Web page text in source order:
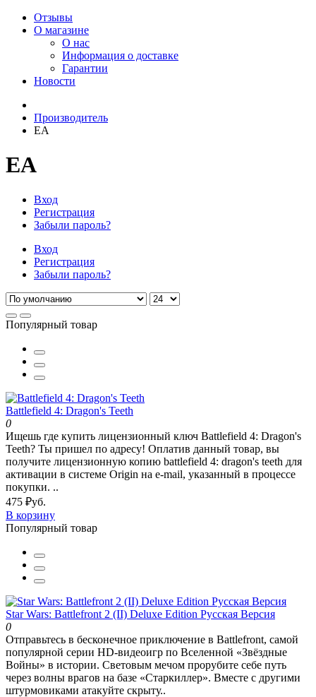
Отзывы
О магазине
О нас
Информация о доставке
Гарантии
Новости
Производитель
EA
EA
Вход
Регистрация
Забыли пароль?
Вход
Регистрация
Забыли пароль?
Популярный товар
Battlefield 4: Dragon's Teeth
0
Ищешь где купить лицензионный ключ Battlefield 4: Dragon's
Teeth? Ты пришел по адресу! Оплатив данный товар, вы
получите лицензионную копию battlefield 4: dragon's teeth для
активации в системе Origin на e-mail, указанный в процессе
покупки. ..
475 ₽уб.
В корзину
Популярный товар
Star Wars: Battlefront 2 (II) Deluxe Edition Русская Версия
0
Отправьтесь в бесконечное приключение в Battlefront, самой
популярной серии HD-видеоигр по Вселенной «Звёздные
Войны» в истории. Световым мечом прорубите себе путь
через волны врагов на базе «Старкиллер». Вместе с другими
штурмовиками атакуйте скрыту..